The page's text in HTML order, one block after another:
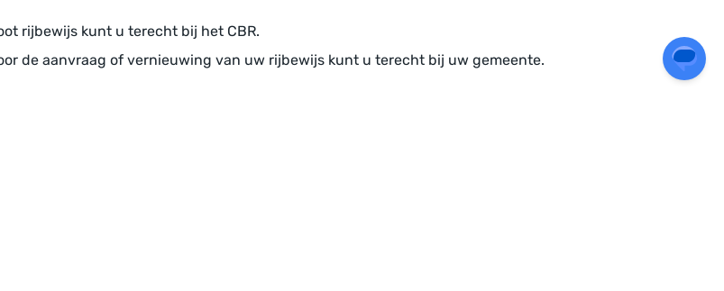
rijbewijs kunt u terecht bij het CBR.
de aanvraag of vernieuwing van uw rijbewijs kunt u terecht bij uw gemeente.